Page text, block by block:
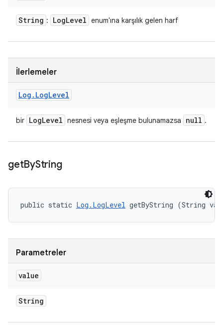
String : LogLevel enum'ına karşılık gelen harf
İlerlemeler
Log . LogLevel
bir LogLevel nesnesi veya eşleşme bulunamazsa null .
getByString
public static Log.LogLevel getByString (String
Parametreler
value
String